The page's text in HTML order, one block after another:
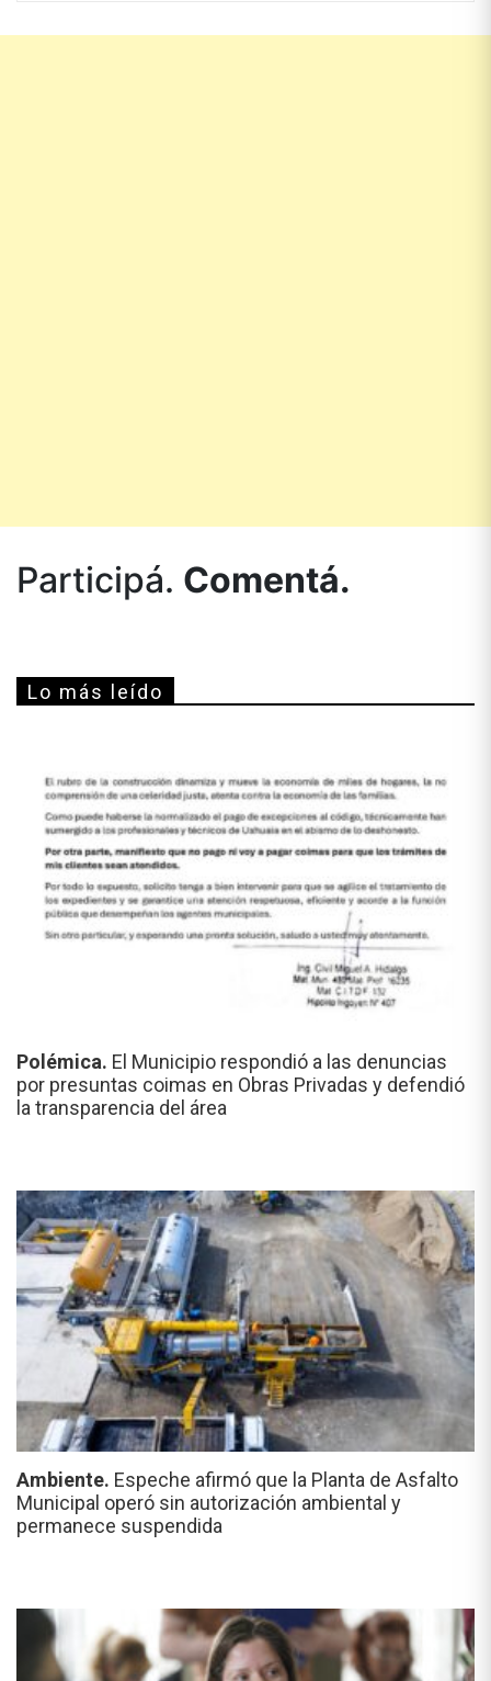
Participá. Comentá.
Lo más leído
Polémica. El Municipio respondió a las denuncias
por presuntas coimas en Obras Privadas y defendió
la transparencia del área
Ambiente. Espeche afirmó que la Planta de Asfalto
Municipal operó sin autorización ambiental y
permanece suspendida